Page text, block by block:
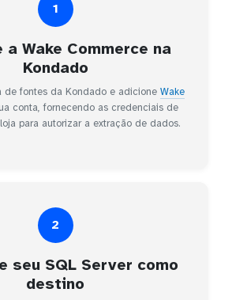
1
a Wake Commerce na
Kondado
de fontes da Kondado e adicione Wake
conta, fornecendo as credenciais de
para autorizar a extração de dados.
2
seu SQL Server como
destino